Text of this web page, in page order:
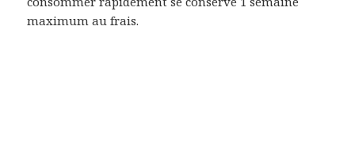
maximum au frais.